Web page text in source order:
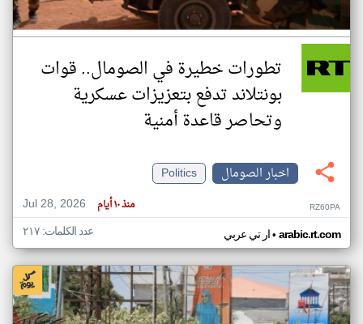
تطورات خطيرة في الصومال.. قوات
بونتلاند تدفع بتعزيزات عسكرية
وتحاصر قاعدة أمنية
اخبار الصومال
Politics
Jul 28, 2026
منذ ١٠ أيام RZ60PA
ار تي عربي• arabic.rt.com عدد الكلمات: ٢١٧